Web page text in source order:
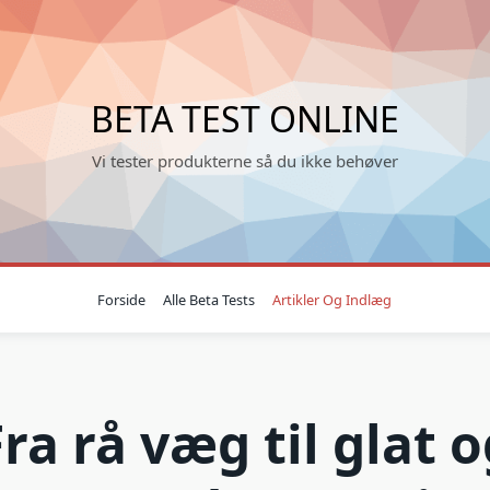
BETA TEST ONLINE
Vi tester produkterne så du ikke behøver
Forside Alle Beta Tests Artikler Og Indlæg
rå væg til glat